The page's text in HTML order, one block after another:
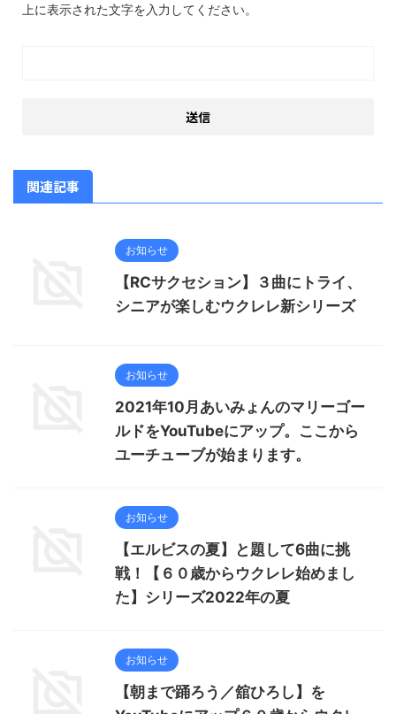
上に表示された文字を入力してください。
関連記事
お知らせ
【RCサクセション】３曲にトライ、
シニアが楽しむウクレレ新シリーズ
お知らせ
2021年10月あいみょんのマリーゴー
ルドをYouTubeにアップ。ここから
ユーチューブが始まります。
お知らせ
【エルビスの夏】と題して6曲に挑
戦！【６０歳からウクレレ始めまし
た】シリーズ2022年の夏
お知らせ
【朝まで踊ろう／舘ひろし】を